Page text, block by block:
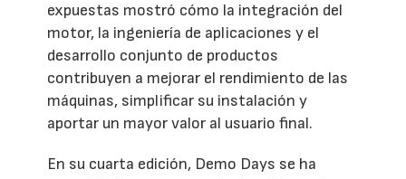
expuestas mostró cómo la integración del
motor, la ingeniería de aplicaciones y el
desarrollo conjunto de productos
contribuyen a mejorar el rendimiento de las
máquinas, simplificar su instalación y
aportar un mayor valor al usuario final.
En su cuarta edición, Demo Days se ha